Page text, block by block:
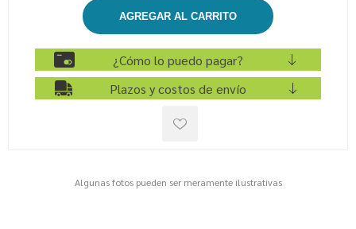
¿Cómo lo puedo pagar?
Plazos y costos de envío
Algunas fotos pueden ser meramente ilustrativas